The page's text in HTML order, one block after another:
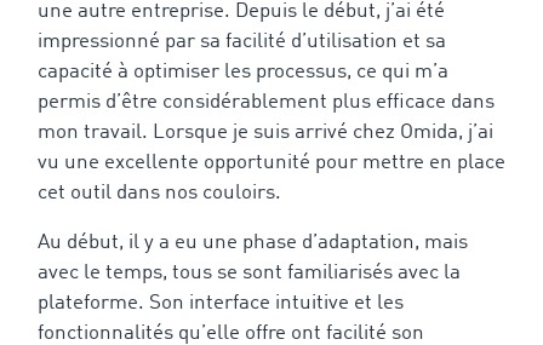
une autre entreprise. Depuis le début, j’ai été
impressionné par sa facilité d’utilisation et sa
capacité à optimiser les processus, ce qui m’a
permis d’être considérablement plus efficace dans
mon travail. Lorsque je suis arrivé chez Omida, j’ai
vu une excellente opportunité pour mettre en place
cet outil dans nos couloirs.
Au début, il y a eu une phase d’adaptation, mais
avec le temps, tous se sont familiarisés avec la
plateforme. Son interface intuitive et les
fonctionnalités qu’elle offre ont facilité son